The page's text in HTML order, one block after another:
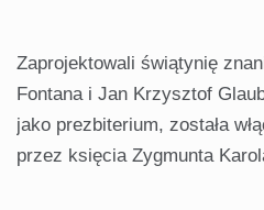
Zaprojektowali świątynię
Fontana i Jan Krzysztof
jako prezbiterium, została
przez księcia Zygmunta